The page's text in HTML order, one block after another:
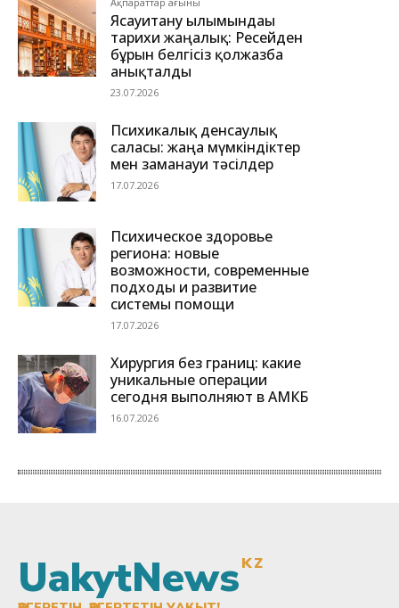
UakytNewsKZ